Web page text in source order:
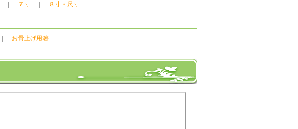
７寸 ８寸・尺寸
お骨上げ用箸